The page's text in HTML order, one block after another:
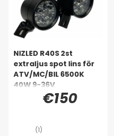
NIZLED R40S 2st
extraljus spot lins för
ATV/MC/BIL 6500K
40W 9-36V
€150
(1)